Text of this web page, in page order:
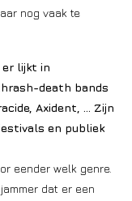
nog vaak te
er lijkt in
death bands
Axident, … Zijn
en publiek
eender welk genre.
dat er een